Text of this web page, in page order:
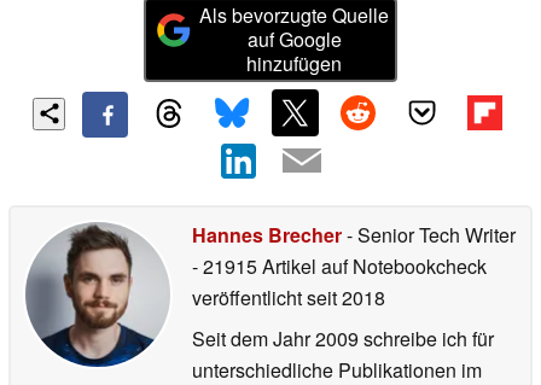
Als bevorzugte Quelle
auf Google
hinzufügen
Hannes Brecher- Senior Tech Writer
- 21915 Artikel auf Notebookcheck
veröffentlichtseit 2018
Seit dem Jahr 2009 schreibe ich für
unterschiedliche Publikationen im